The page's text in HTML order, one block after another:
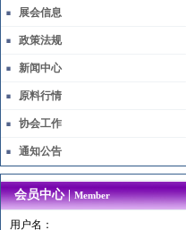
展会信息
政策法规
新闻中心
原料行情
协会工作
通知公告
会员中心 |Member
用户名：